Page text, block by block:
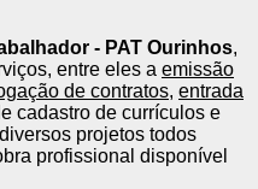
- PAT Ourinhos,
entre eles a emissão
de contratos, entrada
cadastro de currículos e
projetos todos
profissional disponível